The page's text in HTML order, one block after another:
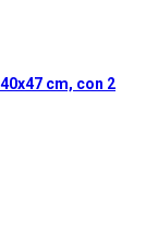
cm, con 2